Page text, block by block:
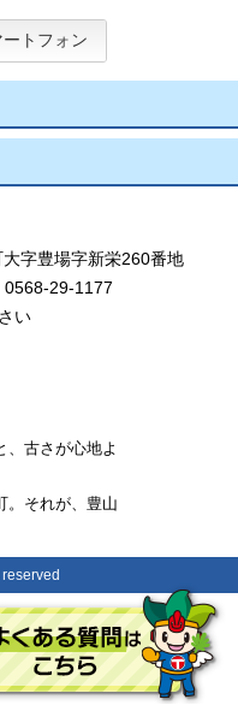
ートフォン
字豊場字新栄260番地
29-1177
い
、古さが心地よ
。それが、豊山